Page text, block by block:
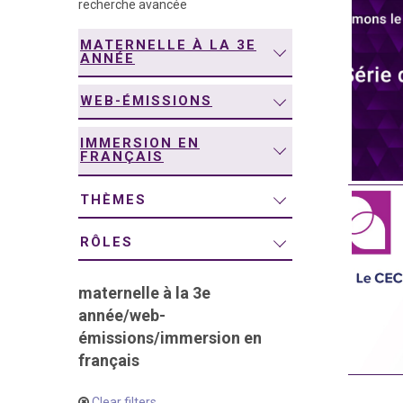
recherche avancée
MATERNELLE À LA 3E
ANNÉE
WEB-ÉMISSIONS
IMMERSION EN
FRANÇAIS
THÈMES
RÔLES
maternelle à la 3e
année/web-
émissions/immersion en
français